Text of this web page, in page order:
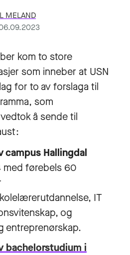
MELAND
06.09.2023
kom to store
som inneber at USN
for to av forslaga til
som
å sende til
campus Hallingdal
med førebels 60
IT
og
entreprenørskap.
bachelorstudium i